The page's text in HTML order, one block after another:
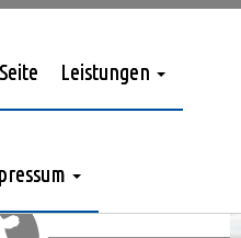
Leistungen